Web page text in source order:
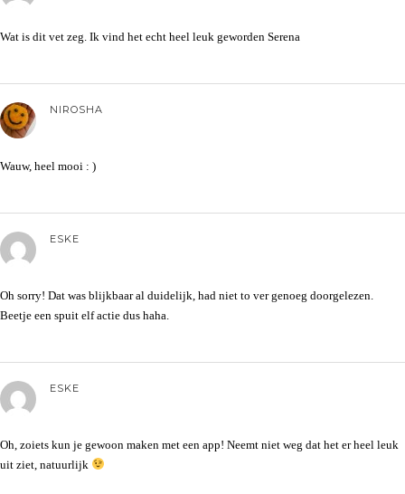
Wat is dit vet zeg. Ik vind het echt heel leuk geworden Serena
NIROSHA
Wauw, heel mooi : )
ESKE
Oh sorry! Dat was blijkbaar al duidelijk, had niet to ver genoeg doorgelezen.
Beetje een spuit elf actie dus haha.
ESKE
Oh, zoiets kun je gewoon maken met een app! Neemt niet weg dat het er heel leuk
uit ziet, natuurlijk